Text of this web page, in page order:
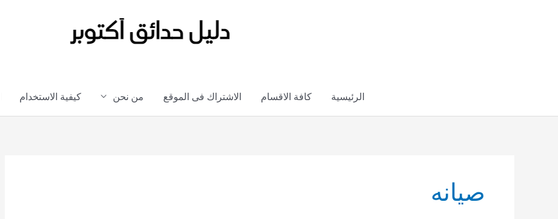
الرئيسية كافة الاقسام الاشتراك فى الموقع من نحن كيفية الاستخدام
صيانه